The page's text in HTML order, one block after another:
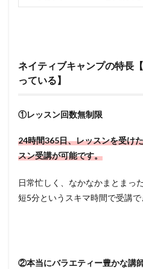
ネイティブキャンプの特長
っている】
①レッスン回数無制限
24時間365日、レッスンを受け
スン受講が可能です。
日常忙しく、なかなかまとまっ
短5分というスキマ時間で受講で
②本当にバラエティー豊かな講